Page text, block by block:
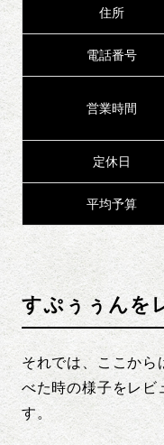
住所
電話番号
営業時間
定休日
平均予算
すぷぅぅんを
それでは、ここから
べた時の様子をレビ
す。